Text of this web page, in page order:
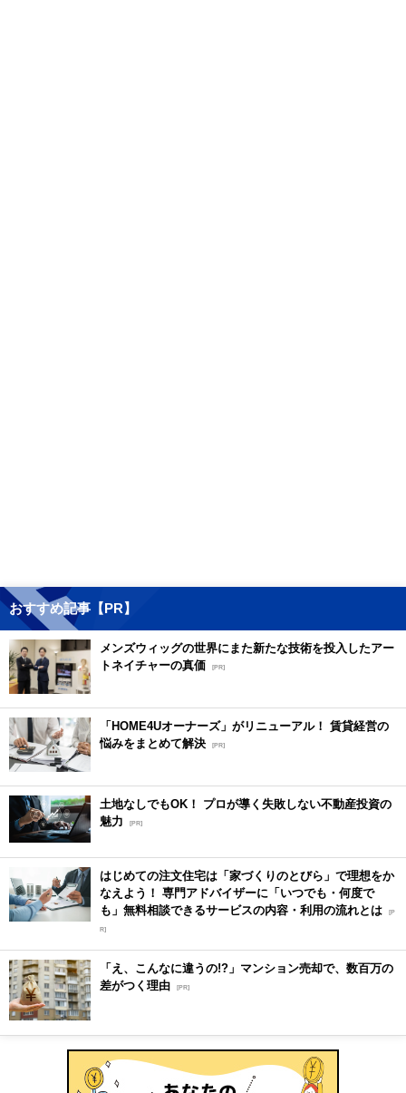
おすすめ記事【PR】
メンズウィッグの世界にまた新たな技術を投入したアー
トネイチャーの真価 [PR]
「HOME4Uオーナーズ」がリニューアル！ 賃貸経営の
悩みをまとめて解決 [PR]
土地なしでもOK！ プロが導く失敗しない不動産投資の
魅力
[PR]
はじめての注文住宅は「家づくりのとびら」で理想をか
なえよう！ 専門アドバイザーに「いつでも・何度で
も」無料相談できるサービスの内容・利用の流れとは [P
R]
「え、こんなに違うの!?」マンション売却で、数百万の
差がつく理由 [PR]